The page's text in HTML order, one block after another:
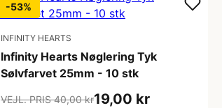
-53%
INFINITY HEARTS
Infinity Hearts Nøglering Tyk
Sølvfarvet 25mm - 10 stk
VEJL. PRIS 40,00 kr19,00 kr